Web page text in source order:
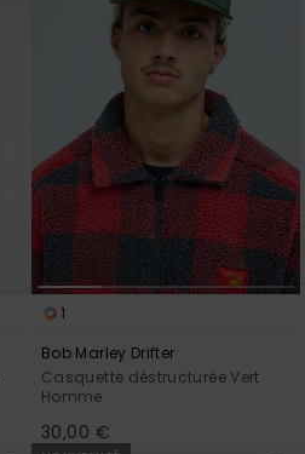
1
Bob Marley Drifter
Casquette déstructurée Vert
Homme
30,00 €